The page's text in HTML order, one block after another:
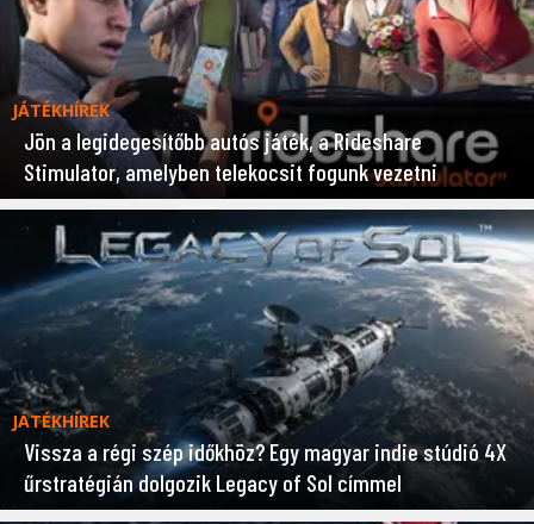
JÁTÉKHÍREK
Jön a legidegesítőbb autós játék, a Rideshare
Stimulator, amelyben telekocsit fogunk vezetni
JÁTÉKHÍREK
Vissza a régi szép időkhöz? Egy magyar indie stúdió 4X
űrstratégián dolgozik Legacy of Sol címmel